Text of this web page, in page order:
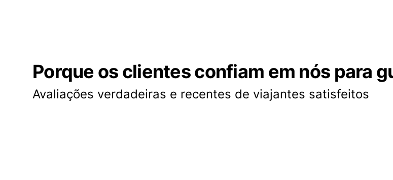
Porque os clientes confiam em nós para
Avaliações verdadeiras e recentes de viajantes satisfeitos